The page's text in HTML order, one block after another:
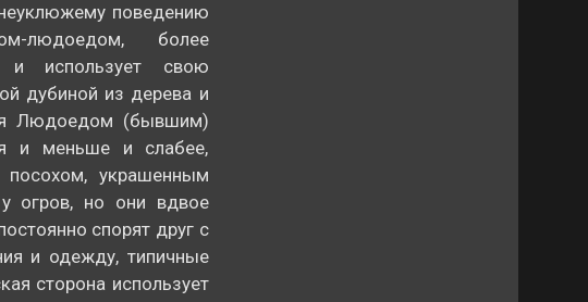
поведению
людоедом, более
и использует свою
дубиной из дерева и
Людоедом (бывшим)
и меньше и слабее,
посохом, украшенным
огров, но они вдвое
спорят друг с
и одежду, типичные
сторона использует